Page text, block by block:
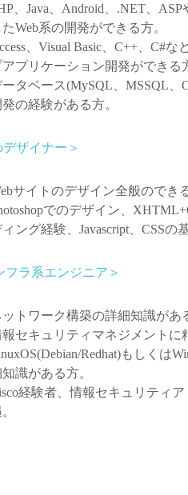
、Java、Android、.NET、
たWeb系の開発ができる方。
、Visual Basic、C++、C#
アプリケーション開発ができる
ータベース(MySQL、MSSQL、
発の経験がある方。
デザイナー＞
サイトのデザイン全般のでき
でのデザイン、
ィング経験、Javascript、CSSの
フラ系エンジニア＞
ットワーク構築の詳細知識があ
セキュリティマネジメントに
Redhat)もしくは
識がある方。
経験者、情報セキュリティ